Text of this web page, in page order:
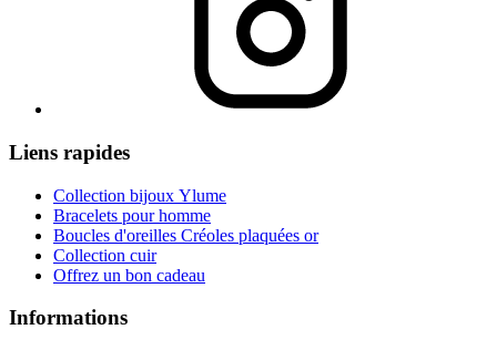
Liens rapides
Collection bijoux Ylume
Bracelets pour homme
Boucles d'oreilles Créoles plaquées or
Collection cuir
Offrez un bon cadeau
Informations